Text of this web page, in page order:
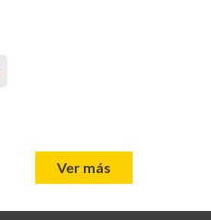
Ver más